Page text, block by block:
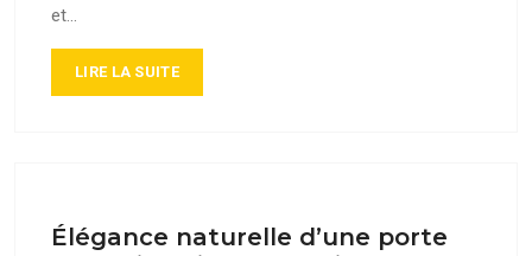
et…
LIRE LA SUITE
Élégance naturelle d’une porte